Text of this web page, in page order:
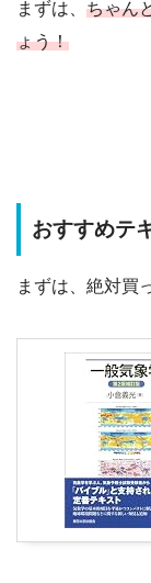
まずは、 ちゃん
ょう！
おすすめテ
まずは、絶対買